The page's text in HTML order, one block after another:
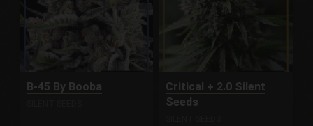
B-45 By Booba
Critical + 2.0 Silent
Seeds